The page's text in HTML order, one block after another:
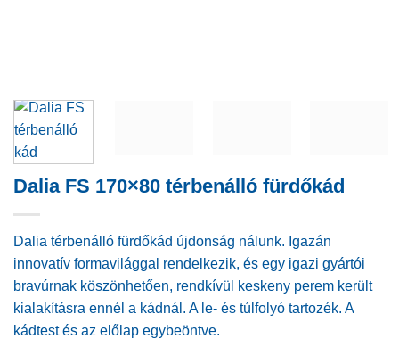
Dalia FS 170×80 térbenálló fürdőkád
Dalia térbenálló fürdőkád újdonság nálunk. Igazán
innovatív formavilággal rendelkezik, és egy igazi gyártói
bravúrnak köszönhetően, rendkívül keskeny perem került
kialakításra ennél a kádnál. A le- és túlfolyó tartozék. A
kádtest és az előlap egybeöntve.